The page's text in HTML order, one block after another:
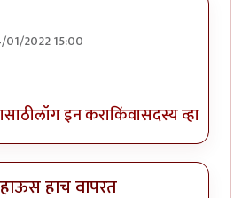
2022 15:00
लॉग इन कराकिंवासदस्य व्हा
हाच वापरत